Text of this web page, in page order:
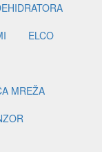
ELCO
MREŽA